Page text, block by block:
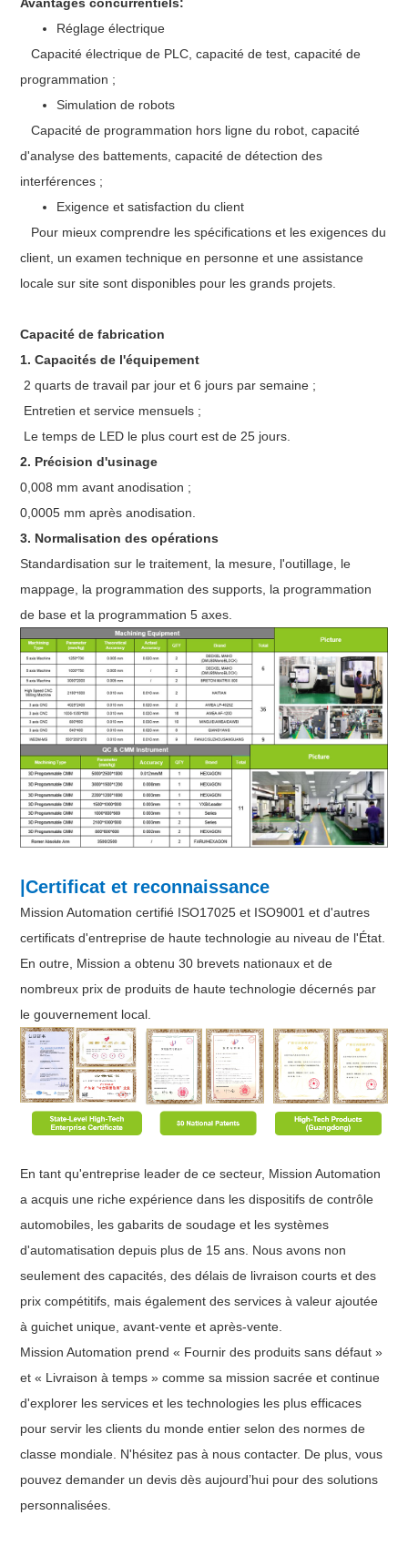
Réglage électrique
Capacité électrique de PLC, capacité de test, capacité de
programmation ;
Simulation de robots
Capacité de programmation hors ligne du robot, capacité
d'analyse des battements, capacité de détection des
interférences ;
Exigence et satisfaction du client
Pour mieux comprendre les spécifications et les exigences du
client, un examen technique en personne et une assistance
locale sur site sont disponibles pour les grands projets.
Capacité de fabrication
1. Capacités de l'équipement
2 quarts de travail par jour et 6 jours par semaine ;
Entretien et service mensuels ;
Le temps de LED le plus court est de 25 jours.
2. Précision d'usinage
0,008 mm avant anodisation ;
0,0005 mm après anodisation.
3. Normalisation des opérations
Standardisation sur le traitement, la mesure, l'outillage, le
mappage, la programmation des supports, la programmation
de base et la programmation 5 axes.
|Certificat et reconnaissance
Mission Automation certifié ISO17025 et ISO9001 et d'autres
certificats d'entreprise de haute technologie au niveau de l'État.
En outre, Mission a obtenu 30 brevets nationaux et de
nombreux prix de produits de haute technologie décernés par
le gouvernement local.
En tant qu'entreprise leader de ce secteur, Mission Automation
a acquis une riche expérience dans les dispositifs de contrôle
automobiles, les gabarits de soudage et les systèmes
d'automatisation depuis plus de 15 ans. Nous avons non
seulement des capacités, des délais de livraison courts et des
prix compétitifs, mais également des services à valeur ajoutée
à guichet unique, avant-vente et après-vente.
Mission Automation prend « Fournir des produits sans défaut »
et « Livraison à temps » comme sa mission sacrée et continue
d'explorer les services et les technologies les plus efficaces
pour servir les clients du monde entier selon des normes de
classe mondiale. N'hésitez pas à nous contacter. De plus, vous
pouvez demander un devis dès aujourd’hui pour des solutions
personnalisées.